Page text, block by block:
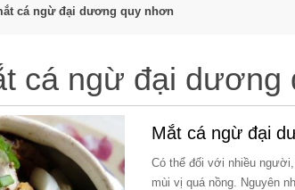
cá ngừ đại dương quy nhơn
cá ngừ đại dương
Mắt cá ngừ đại
Có thể đối với nhiều
mùi vị quá nồng. Nguyên